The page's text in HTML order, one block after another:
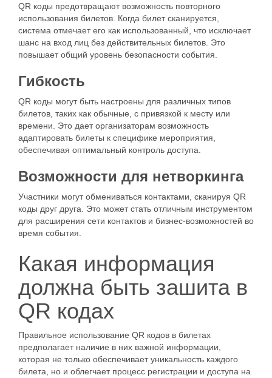
QR коды предотвращают возможность повторного
использования билетов. Когда билет сканируется,
система отмечает его как использованный, что исключает
шанс на вход лиц без действительных билетов. Это
повышает общий уровень безопасности события.
Гибкость
QR коды могут быть настроены для различных типов
билетов, таких как обычные, с привязкой к месту или
времени. Это дает организаторам возможность
адаптировать билеты к специфике мероприятия,
обеспечивая оптимальный контроль доступа.
Возможности для нетворкинга
Участники могут обмениваться контактами, сканируя QR
коды друг друга. Это может стать отличным инструментом
для расширения сети контактов и бизнес-возможностей во
время события.
Какая информация
должна быть зашита в
QR кодах
Правильное использование QR кодов в билетах
предполагает наличие в них важной информации,
которая не только обеспечивает уникальность каждого
билета, но и облегчает процесс регистрации и доступа на